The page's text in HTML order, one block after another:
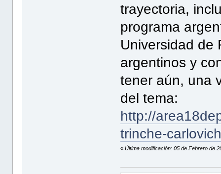
trayectoria,
programa
Universidad de
argentinos y
tener aún, una
del tema:
http://
trinche-
«Última modificación: 05 de Febrero de